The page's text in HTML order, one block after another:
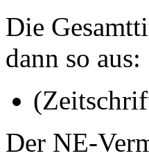
Die
dann so aus:
Der NE-